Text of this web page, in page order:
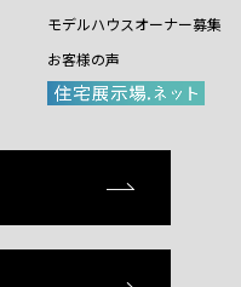
モデルハウスオーナー募集
お客様の声